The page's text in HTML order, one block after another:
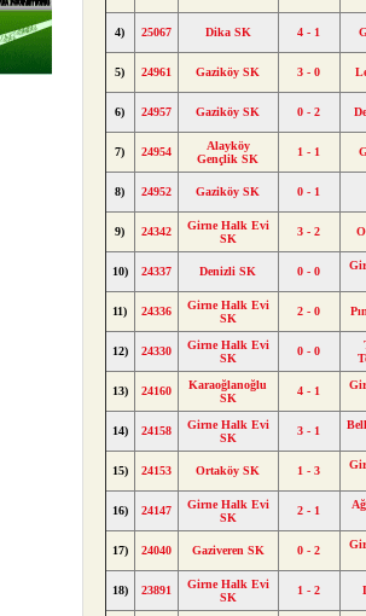
4) 25067 Dika SK 4 - 1
5) 24961 Gaziköy SK 3 - 0
6) 24957 Gaziköy SK 0 - 2
7) 24954
Alayköy
Gençlik SK
1 - 1
8) 24952 Gaziköy SK 0 - 1
9) 24342
Girne Halk Evi
SK
3 - 2
10) 24337 Denizli SK 0 - 0
11) 24336
Girne Halk Evi
SK
2 - 0
12) 24330
Girne Halk Evi
SK
0 - 0
13) 24160
Karaoğlanoğlu
SK
4 - 1
14) 24158
Girne Halk Evi
SK
3 - 1
15) 24153 Ortaköy SK 1 - 3
16) 24147
Girne Halk Evi
SK
2 - 1
17) 24040 Gaziveren SK 0 - 2
18) 23891
Girne Halk Evi
SK
1 - 2